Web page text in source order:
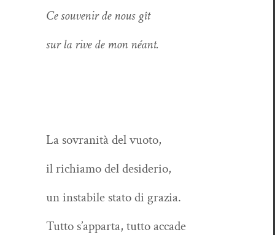
Ce sou­venir de nous gît
sur la rive de mon néant.
La sovran­ità del vuoto,
il richi­amo del desiderio,
un insta­bile sta­to di grazia.
Tut­to s’ap­par­ta, tut­to accade